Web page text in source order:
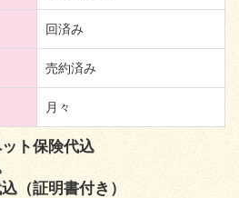
回済み
売約済み
月々
ト保険代込
（証明書付き）